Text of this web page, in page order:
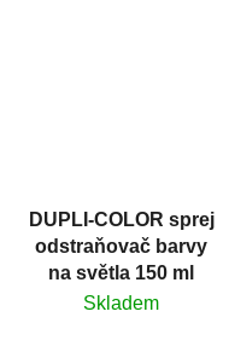
DUPLI-COLOR sprej
odstraňovač barvy
na světla 150 ml
Skladem